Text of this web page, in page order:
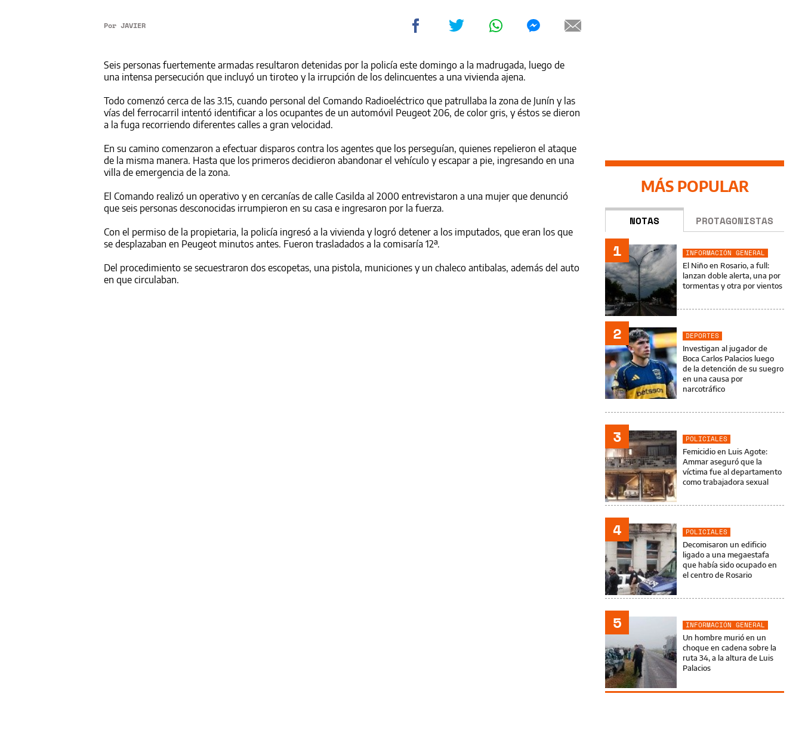
Por JAVIER
Seis personas fuertemente armadas resultaron detenidas por la policía este domingo a la madrugada, luego de
una intensa persecución que incluyó un tiroteo y la irrupción de los delincuentes a una vivienda ajena.
Todo comenzó cerca de las 3.15, cuando personal del Comando Radioeléctrico que patrullaba la zona de Junín y las
vías del ferrocarril intentó identificar a los ocupantes de un automóvil Peugeot 206, de color gris, y éstos se dieron
a la fuga recorriendo diferentes calles a gran velocidad.
En su camino comenzaron a efectuar disparos contra los agentes que los perseguían, quienes repelieron el ataque
de la misma manera. Hasta que los primeros decidieron abandonar el vehículo y escapar a pie, ingresando en una
villa de emergencia de la zona.
El Comando realizó un operativo y en cercanías de calle Casilda al 2000 entrevistaron a una mujer que denunció
que seis personas desconocidas irrumpieron en su casa e ingresaron por la fuerza.
Con el permiso de la propietaria, la policía ingresó a la vivienda y logró detener a los imputados, que eran los que
se desplazaban en Peugeot minutos antes. Fueron trasladados a la comisaría 12ª.
Del procedimiento se secuestraron dos escopetas, una pistola, municiones y un chaleco antibalas, además del auto
en que circulaban.
MÁS POPULAR
NOTAS PROTAGONISTAS
1
INFORMACIÓN GENERAL
El Niño en Rosario, a full:
lanzan doble alerta, una por
tormentas y otra por vientos
2
DEPORTES
Investigan al jugador de
Boca Carlos Palacios luego
de la detención de su suegro
en una causa por
narcotráfico
3
POLICIALES
Femicidio en Luis Agote:
Ammar aseguró que la
víctima fue al departamento
como trabajadora sexual
4
POLICIALES
Decomisaron un edificio
ligado a una megaestafa
que había sido ocupado en
el centro de Rosario
5
INFORMACIÓN GENERAL
Un hombre murió en un
choque en cadena sobre la
ruta 34, a la altura de Luis
Palacios